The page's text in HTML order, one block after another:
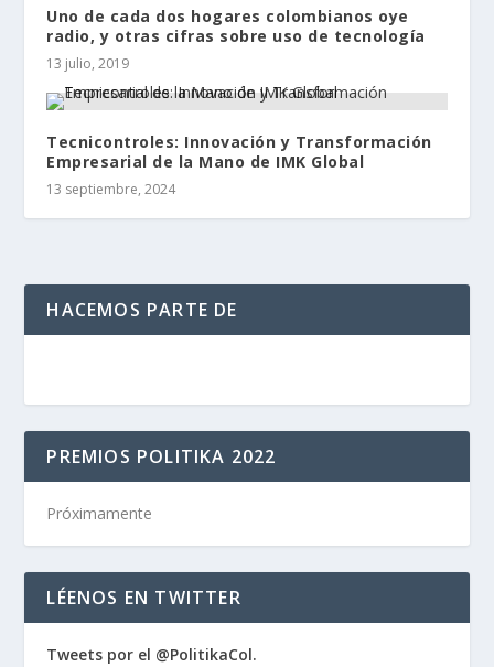
Uno de cada dos hogares colombianos oye
radio, y otras cifras sobre uso de tecnología
13 julio, 2019
Tecnicontroles: Innovación y Transformación
Empresarial de la Mano de IMK Global
13 septiembre, 2024
HACEMOS PARTE DE
PREMIOS POLITIKA 2022
Próximamente
LÉENOS EN TWITTER
Tweets por el @PolitikaCol.